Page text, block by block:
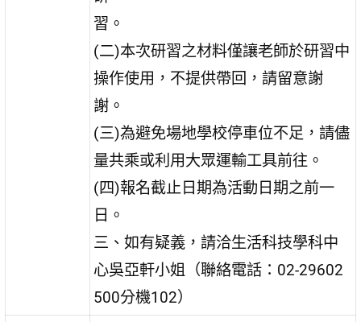
習。
(二)本次研習之材料僅讓老師於研習中
操作使用，不提供帶回，請留意謝
謝。
(三)為避免場地學校停車位不足，請儘
量共乘或利用大眾運輸工具前往。
(四)報名截止日期為活動日期之前一
日。
三、如有疑義，請洽生活科技學科中
心吳亞軒小姐（聯絡電話：02-29602
500分機102）